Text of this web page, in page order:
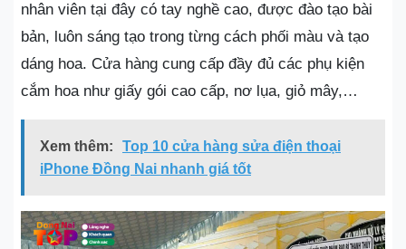
nhân viên tại đây có tay nghề cao, được đào tạo bài
bản, luôn sáng tạo trong từng cách phối màu và tạo
dáng hoa. Cửa hàng cung cấp đầy đủ các phụ kiện
cắm hoa như giấy gói cao cấp, nơ lụa, giỏ mây,…
Xem thêm:
Top 10 cửa hàng sửa điện thoại
iPhone Đồng Nai nhanh giá tốt